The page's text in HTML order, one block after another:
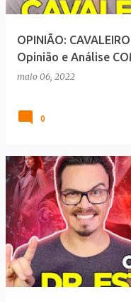
OPINIÃO:
Opinião e Análise
maio 06, 2022
0